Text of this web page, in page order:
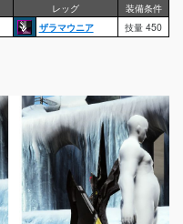
レッグ
装備条件
ザラマウニア 技量 450